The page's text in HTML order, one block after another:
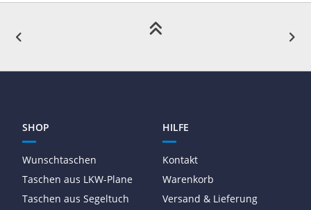
SHOP
Wunschtaschen
Taschen aus LKW-Plane
Taschen aus Segeltuch
HILFE
Kontakt
Warenkorb
Versand & Lieferung